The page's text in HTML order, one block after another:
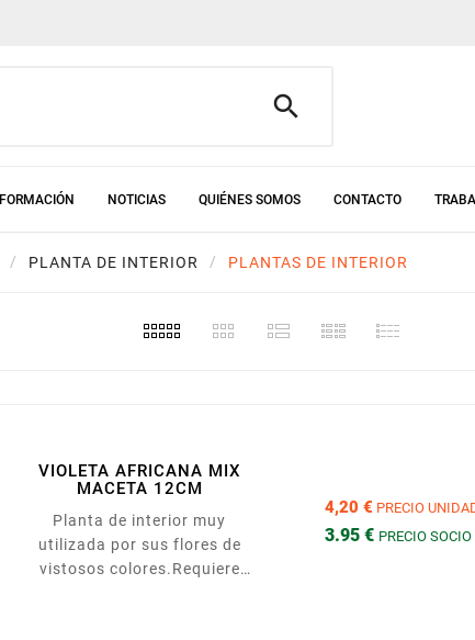

FORMACIÓN NOTICIAS QUIÉNES SOMOS CONTACTO
PLANTA DE INTERIOR PLANTAS DE INTERIOR
VIOLETA AFRICANA MIX
MACETA 12CM
Planta de interior muy
utilizada por sus flores de
vistosos colores.Requiere
4,20 € PRECIO
3.95 € PRECIO SOCIO